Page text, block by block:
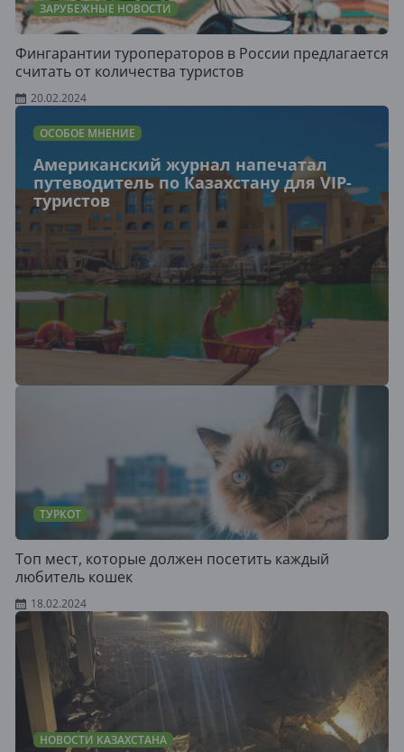
ЗАРУБЕЖНЫЕ НОВОСТИ
Фингарантии туроператоров в России предлагается
считать от количества туристов
20.02.2024
ОСОБОЕ МНЕНИЕ
Американский журнал напечатал
путеводитель по Казахстану для VIP-
туристов
ТУРКОТ
Топ мест, которые должен посетить каждый
любитель кошек
18.02.2024
НОВОСТИ КАЗАХСТАНА